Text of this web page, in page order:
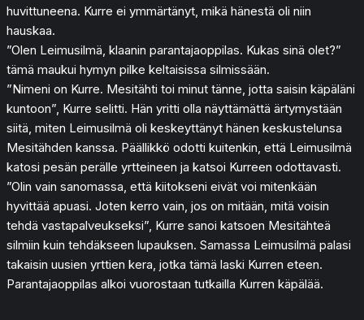
huvittuneena. Kurre ei ymmärtänyt, mikä hänestä oli niin
hauskaa.
”Olen Leimusilmä, klaanin parantajaoppilas. Kukas sinä olet?”
tämä maukui hymyn pilke keltaisissa silmissään.
”Nimeni on Kurre. Mesitähti toi minut tänne, jotta saisin käpäläni
kuntoon”, Kurre selitti. Hän yritti olla näyttämättä ärtymystään
siitä, miten Leimusilmä oli keskeyttänyt hänen keskustelunsa
Mesitähden kanssa. Päällikkö odotti kuitenkin, että Leimusilmä
katosi pesän perälle yrtteineen ja katsoi Kurreen odottavasti.
”Olin vain sanomassa, että kiitokseni eivät voi mitenkään
hyvittää apuasi. Joten kerro vain, jos on mitään, mitä voisin
tehdä vastapalveukseksi”, Kurre sanoi katsoen Mesitähteä
silmiin kuin tehdäkseen lupauksen. Samassa Leimusilmä palasi
takaisin uusien yrttien kera, jotka tämä laski Kurren eteen.
Parantajaoppilas alkoi vuorostaan tutkailla Kurren käpälää.